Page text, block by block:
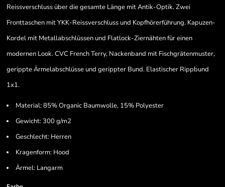
Reissverschluss über die gesamte Länge mit Antik-Optik. Zwei
Fronttaschen mit YKK-Reissverschluss und Kopfhörerführung. Kapuzen-
Kordel mit Metallabschlüssen und Flatlock-Ziernähten für einen
modernen Look. CVC French Terry, Nackenband mit Fischgrätenmuster,
gerippte Ärmelabschlüsse und gerippter Bund. Elastischer Rippbund
1x1.
Material: 85% Organic Baumwolle, 15% Polyester
Gewicht: 300 g/m2
Geschlecht: Herren
Kragenform: Hood
Ärmel: Langarm